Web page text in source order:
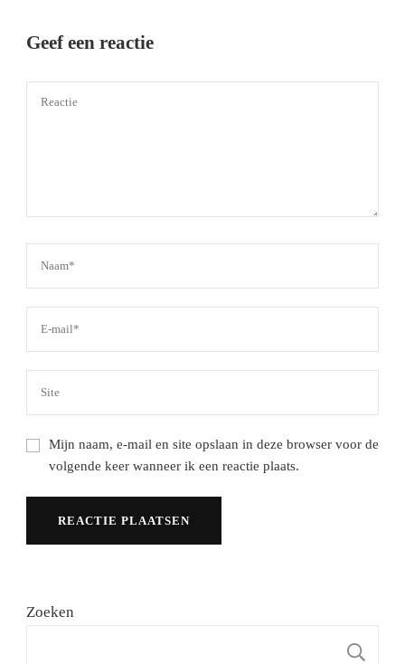
Geef een reactie
Mijn naam, e-mail en site opslaan in deze browser voor de
volgende keer wanneer ik een reactie plaats.
Zoeken